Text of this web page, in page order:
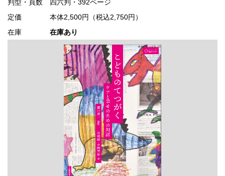
判型・頁数 四六判・392ページ
定価
本体2,500円（税込2,750円）
在庫
在庫あり